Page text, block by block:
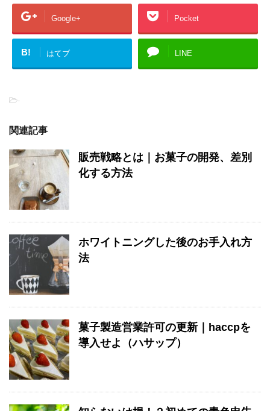
Google+ Pocket
B! はてブ LINE
-
関連記事
販売戦略とは｜お菓子の開発、差別
化する方法
ホワイトニングした後のお手入れ方
法
菓子製造営業許可の更新｜haccpを
導入せよ（ハサップ）